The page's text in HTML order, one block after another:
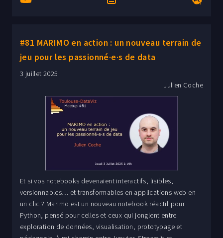
dataviz, échanger avec des experts et rencontrer la
#81 MARIMO en action : un nouveau terrain de
jeu pour les passionné·e·s de data
3 juillet 2025
Julien Coche
Et si vos notebooks devenaient interactifs, lisibles,
versionnables… et transformables en applications web en
un clic ? Marimo est un nouveau notebook réactif pour
Python, pensé pour celles et ceux qui jonglent entre
exploration de données, visualisation, prototypage et